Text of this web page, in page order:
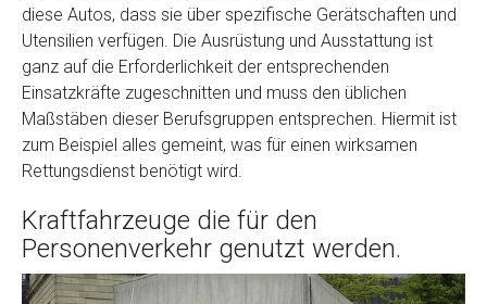
diese Autos, dass sie über spezifische Gerätschaften und
Utensilien verfügen. Die Ausrüstung und Ausstattung ist
ganz auf die Erforderlichkeit der entsprechenden
Einsatzkräfte zugeschnitten und muss den üblichen
Maßstäben dieser Berufsgruppen entsprechen. Hiermit ist
zum Beispiel alles gemeint, was für einen wirksamen
Rettungsdienst benötigt wird.
Kraftfahrzeuge die für den
Personenverkehr genutzt werden.